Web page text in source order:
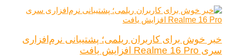
خبر خوش برای کاربران ریلمی؛ پشتیبانی نرم‌افزاری
سری Realme 16 Pro افزایش یافت